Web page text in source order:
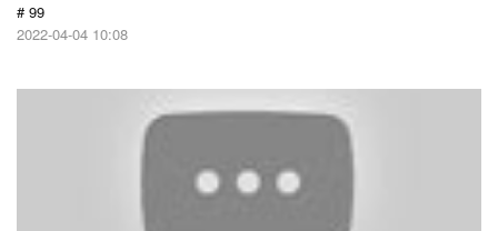
# 99
2022-04-04 10:08